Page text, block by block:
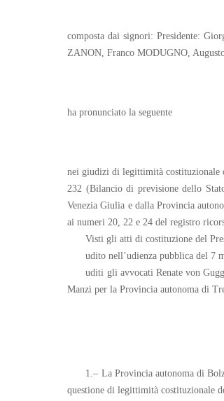
composta dai signori: Presidente:
ZANON, Franco MODUGNO,
ha pronunciato la seguente
nei giudizi di legittimità costituzionale
232 (Bilancio di previsione dello
Venezia Giulia e dalla Provincia
ai numeri 20, 22 e 24 del registro
Visti gli atti di costituzione del
udito nell’udienza pubblica del 7
uditi gli avvocati Renate von
Manzi per la Provincia autonoma di
1.– La Provincia autonoma di
questione di legittimità costituzionale